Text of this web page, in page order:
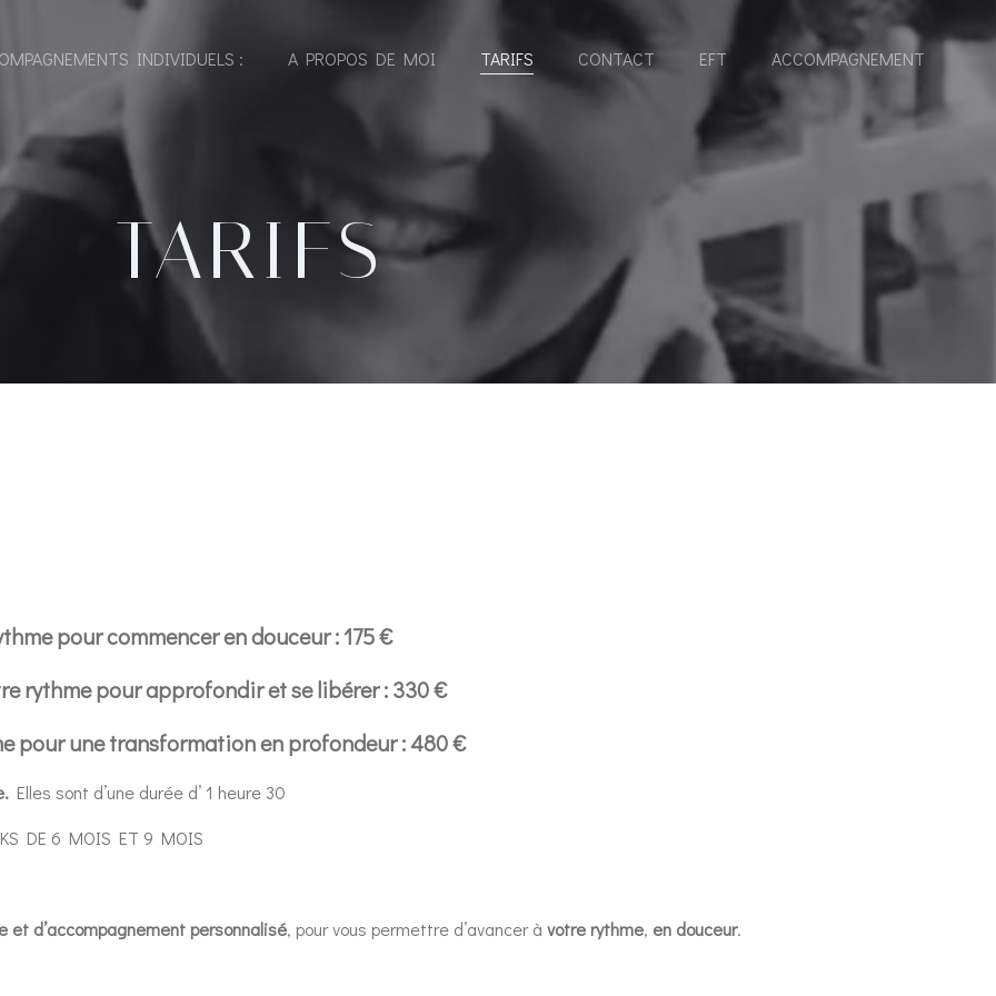
INDIVIDUELS : A PROPOS DE MOI TARIFS CONTACT EFT ACCOMPAGNEMENT
TARIFS
pour commencer en douceur : 175 €
rythme pour approfondir et se libérer : 330 €
pour une transformation en profondeur : 480 €
Elles sont d’une durée d’ 1 heure 30
DE 6 MOIS ET 9 MOIS
et d’accompagnement personnalisé, pour vous permettre d’avancer à votre rythme, en douceur.